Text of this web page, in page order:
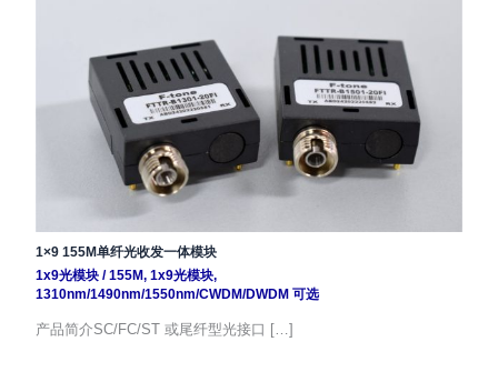
1×9 155M单纤光收发一体模块
1x9光模块/155M, 1x9光模块,
1310nm/1490nm/1550nm/CWDM/DWDM 可选
产品简介SC/FC/ST 或尾纤型光接口 […]